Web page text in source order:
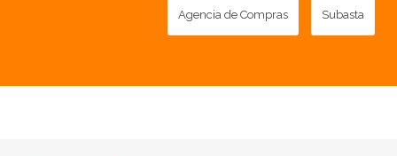
Agencia de Compras Subasta